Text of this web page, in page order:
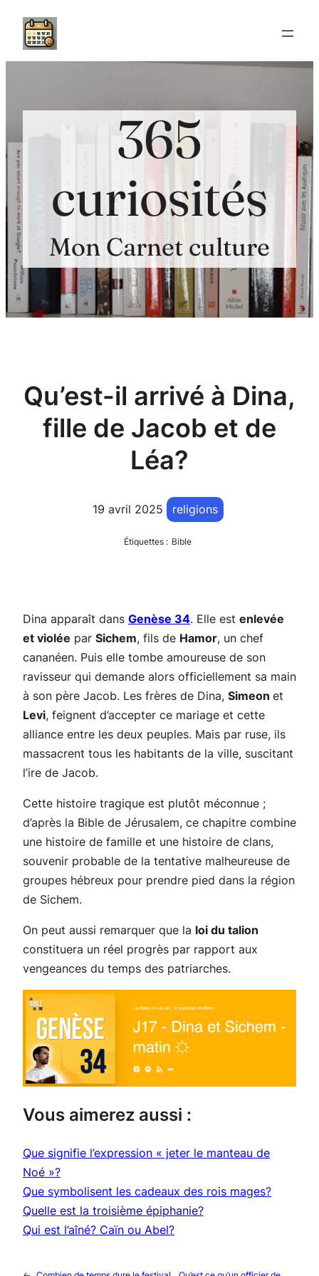
Aller
contenu
365
curiosités
Mon Carnet culture
Qu’est-il arrivé à Dina,
fille de Jacob et de
Léa?
19 avril 2025 religions
Étiquettes : Bible
Dina apparaît dans Genèse 34. Elle est enlevée
et violée par Sichem, fils de Hamor, un chef
cananéen. Puis elle tombe amoureuse de son
ravisseur qui demande alors officiellement sa main
à son père Jacob. Les frères de Dina, Simeon et
Levi, feignent d’accepter ce mariage et cette
alliance entre les deux peuples. Mais par ruse, ils
massacrent tous les habitants de la ville, suscitant
l’ire de Jacob.
Cette histoire tragique est plutôt méconnue ;
d’après la Bible de Jérusalem, ce chapitre combine
une histoire de famille et une histoire de clans,
souvenir probable de la tentative malheureuse de
groupes hébreux pour prendre pied dans la région
de Sichem.
On peut aussi remarquer que la loi du talion
constituera un réel progrès par rapport aux
vengeances du temps des patriarches.
Vous aimerez aussi :
Que signifie l’expression « jeter le manteau de
Noé »?
Que symbolisent les cadeaux des rois mages?
Quelle est la troisième épiphanie?
Qui est l’aîné? Caïn ou Abel?